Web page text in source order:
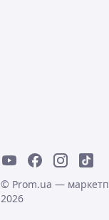
© Prom.ua —
2026